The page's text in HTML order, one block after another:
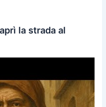
la strada al